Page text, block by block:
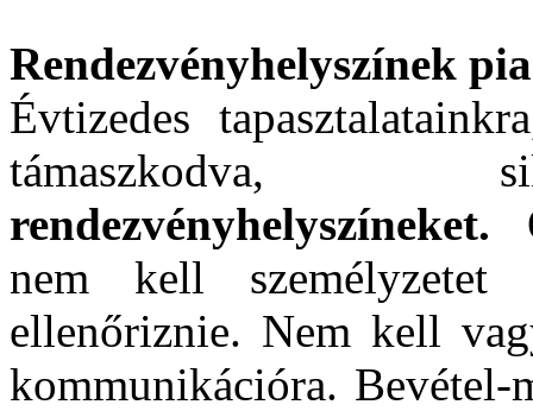
Rendezvényhelyszínek
Évtizedes
támaszkodva,
rendezvényhelyszíneket.
nem kell személyzetet
ellenőriznie. Nem kell
kommunikációra. Bevétel-